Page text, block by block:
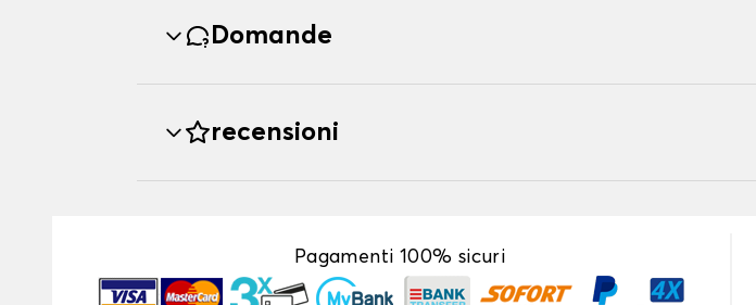
Domande
recensioni
Pagamenti 100% sicuri